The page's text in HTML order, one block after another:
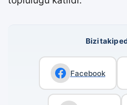
Bizi takip
Facebook